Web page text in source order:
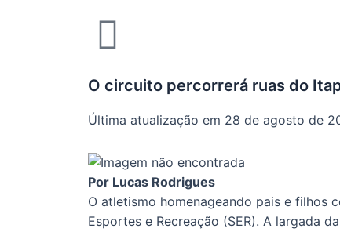
O circuito percorrerá ruas do
Última atualização em 28 de agosto de
Por Lucas Rodrigues
O atletismo homenageando pais e filhos
Esportes e Recreação (SER). A largada